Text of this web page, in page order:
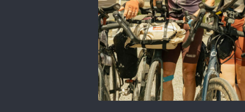
L’organisation dispose d’au
répartissent sur le circuit, ou suivent
L’organisation dispose
répartissent sur le circuit, ou suivent